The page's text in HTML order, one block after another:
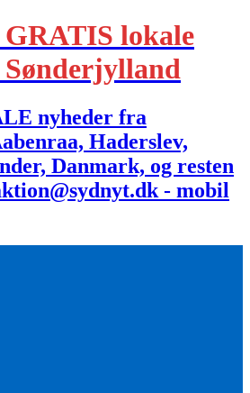
lokale
nyheder fra
Haderslev,
Danmark, og resten
- mobil